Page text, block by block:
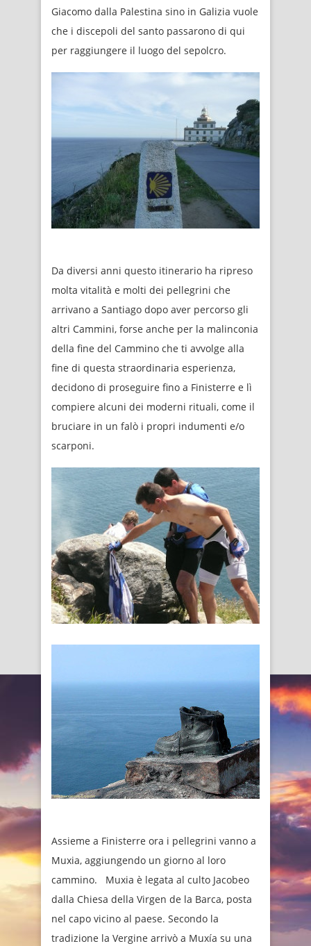
Giacomo dalla Palestina sino in Galizia vuole
che i discepoli del santo passarono di qui
per raggiungere il luogo del sepolcro.
Da diversi anni questo itinerario ha ripreso
molta vitalità e molti dei pellegrini che
arrivano a Santiago dopo aver percorso gli
altri Cammini, forse anche per la malinconia
della fine del Cammino che ti avvolge alla
fine di questa straordinaria esperienza,
decidono di proseguire fino a Finisterre e lì
compiere alcuni dei moderni rituali, come il
bruciare in un falò i propri indumenti e/o
scarponi.
Assieme a Finisterre ora i pellegrini vanno a
Muxia, aggiungendo un giorno al loro
cammino. Muxia è legata al culto Jacobeo
dalla Chiesa della Virgen de la Barca, posta
nel capo vicino al paese. Secondo la
tradizione la Vergine arrivò a Muxía su una